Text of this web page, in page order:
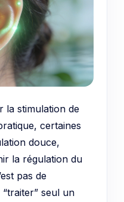
la stimulation de
certaines
douce,
la régulation du
pas de
seul un